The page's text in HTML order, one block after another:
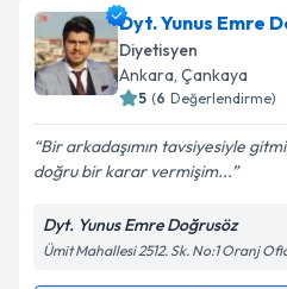
takvim hazırlandığında e-
E-posta Adresiniz
Kişisel verilerimin
kapsamda işlenmesini
Dyt. Yunus Emre
Diyetisyen
Ankara, Çankaya
5 (6 Değerlendirme)
Bir arkadaşımın tavsiyesiyle
doğru bir karar vermişim...
Dyt. Yunus Emre Doğrusöz
Ümit Mahallesi 2512. Sk. No:1 Oranj